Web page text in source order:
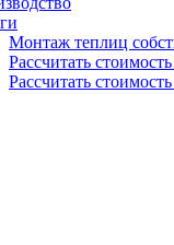
Монтаж теплиц
Рассчитать
Рассчитать стоимость